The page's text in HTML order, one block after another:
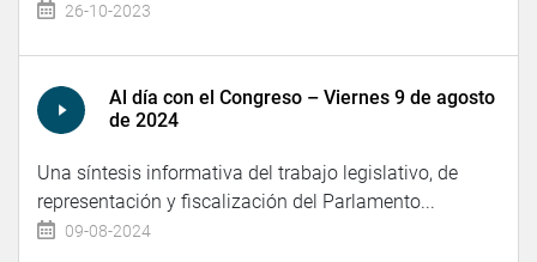
26-10-2023
Al día con el Congreso – Viernes 9 de agosto
de 2024
Una síntesis informativa del trabajo legislativo, de
representación y fiscalización del Parlamento...
09-08-2024